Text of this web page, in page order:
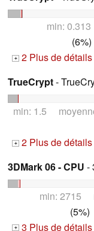
min:
(6%)
+ 2 Plus de détails
TrueCrypt-
min: 1.5
+ 2 Plus de détails
3DMark 06 - CPU -
min: 2715
(5%)
+ 3 Plus de détails